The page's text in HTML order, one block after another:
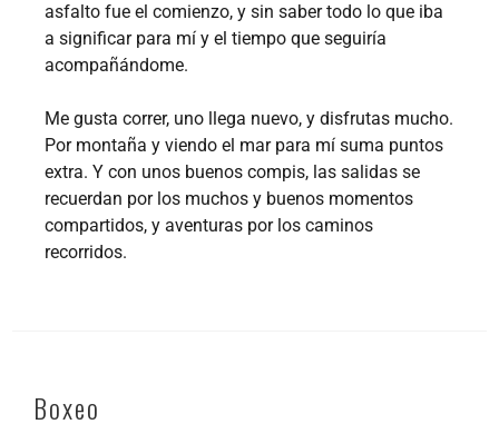
asfalto fue el comienzo, y sin saber todo lo que iba
a significar para mí y el tiempo que seguiría
acompañándome.
Me gusta correr, uno llega nuevo, y disfrutas mucho.
Por montaña y viendo el mar para mí suma puntos
extra. Y con unos buenos compis, las salidas se
recuerdan por los muchos y buenos momentos
compartidos, y aventuras por los caminos
recorridos.
Boxeo